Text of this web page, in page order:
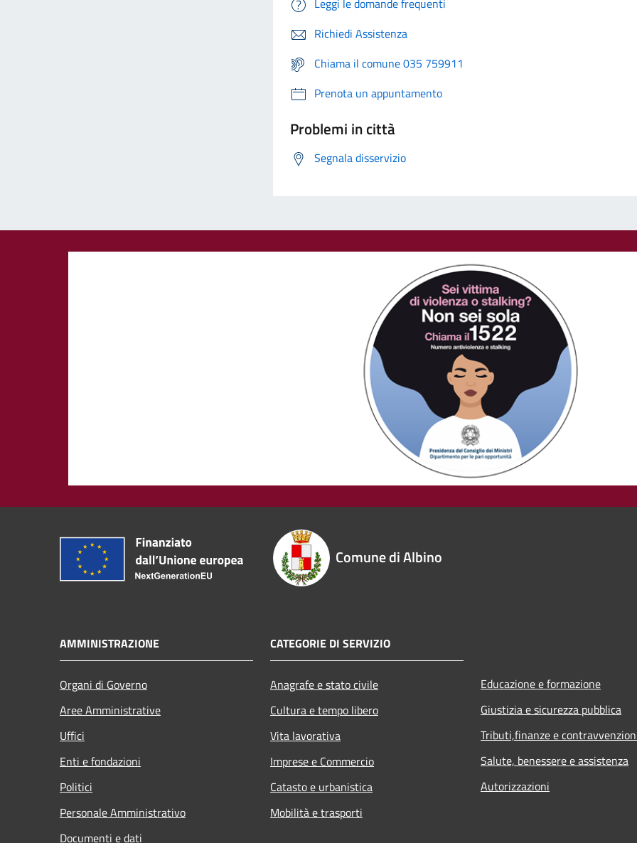
Richiedi Assistenza
Chiama il comune 035 759911
Prenota un appuntamento
Problemi in città
Segnala disservizio
Comune di Albino
AMMINISTRAZIONE
Organi di Governo
Aree Amministrative
Uffici
Enti e fondazioni
Politici
Personale Amministrativo
Documenti e dati
CATEGORIE DI SERVIZIO
Anagrafe e stato civile
Cultura e tempo libero
Vita lavorativa
Imprese e Commercio
Catasto e urbanistica
Mobilità e trasporti
Educazione e formazione
Giustizia e sicurezza pubblica
Tributi,finanze e
Salute, benessere e assistenza
Autorizzazioni